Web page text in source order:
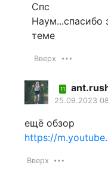
Спс
Наум...спасибо
теме
Вверх
11
25.09.2023
ещё обзор
https://
Вверх